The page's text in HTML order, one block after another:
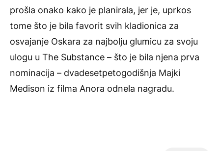
prošla onako kako je planirala, jer je, uprkos
tome što je bila favorit svih kladionica za
osvajanje Oskara za najbolju glumicu za svoju
ulogu u The Substance – što je bila njena prva
nominacija – dvadesetpetogodišnja Majki
Medison iz filma Anora odnela nagradu.